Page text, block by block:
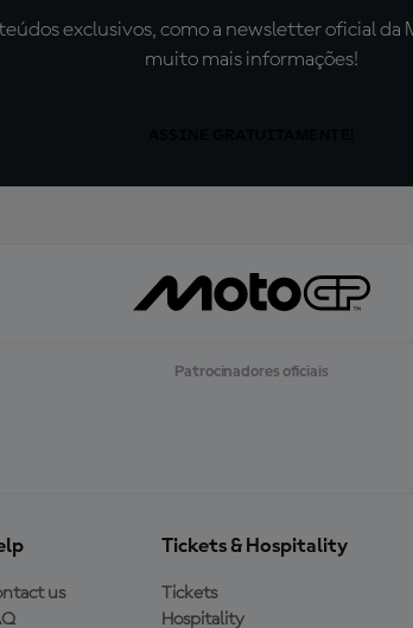
exclusivos, como a newsletter oficial
muito mais informações!
Patrocinadores oficiais
us
Tickets & Hospitality
Tickets
Hospitality